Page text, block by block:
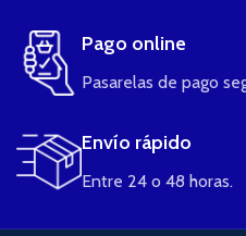
Pago online
Pasarelas de pago
Envío rápido
Entre 24 o 48 horas.